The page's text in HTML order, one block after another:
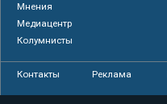
Мнения
Медиацентр
Колумнисты
Контакты Реклама